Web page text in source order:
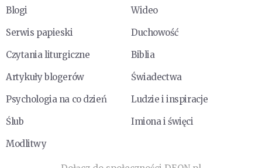
Blogi
Wideo
Serwis papieski
Duchowość
Czytania liturgiczne
Biblia
Artykuły blogerów
Świadectwa
Psychologia na co dzień
Ludzie i inspiracje
Ślub
Imiona i święci
Modlitwy